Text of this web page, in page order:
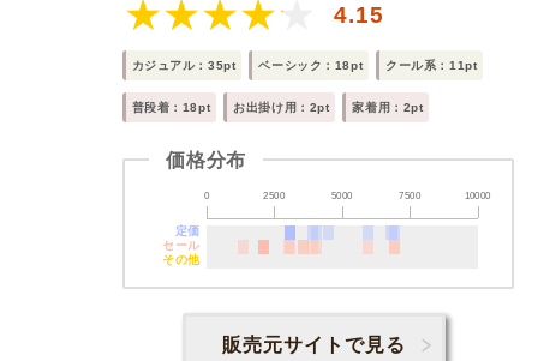
4.15
カジュアル：35pt ベーシック：18pt クール系：11pt
普段着：18pt お出掛け用：2pt 家着用：2pt
価格分布
0 2500 5000 7500 10000
定価
セール
その他
販売元サイトで見る